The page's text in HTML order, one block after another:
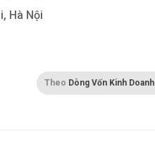
Hà Nội
Theo Dòng Vốn Kinh Doanh